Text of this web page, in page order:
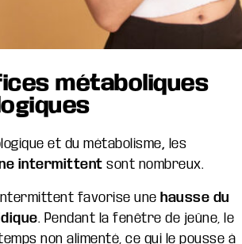
métaboliques
et du métabolisme, les
intermittent sont nombreux.
intermittent favorise une hausse du
. Pendant la fenêtre de jeûne, le
non alimenté, ce qui le pousse à